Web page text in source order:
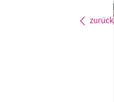
zurück